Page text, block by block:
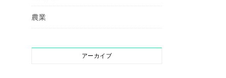
農業
アーカイブ